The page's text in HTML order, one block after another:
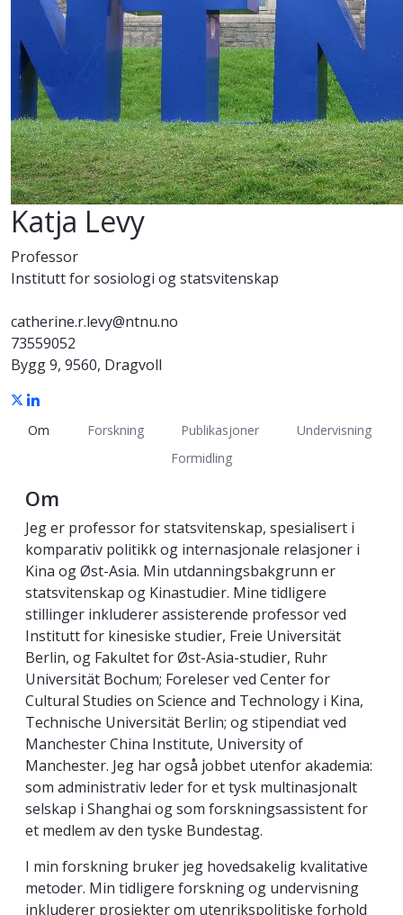
Katja Levy
Professor
Institutt for sosiologi og statsvitenskap
catherine.r.levy@ntnu.no
73559052
Bygg 9, 9560, Dragvoll
Om Forskning Publikasjoner
Undervisning
Formidling
Om
Jeg er professor for statsvitenskap, spesialisert i
komparativ politikk og internasjonale relasjoner i
Kina og Øst-Asia. Min utdanningsbakgrunn er
statsvitenskap og Kinastudier. Mine tidligere
stillinger inkluderer assisterende professor ved
Institutt for kinesiske studier, Freie Universität
Berlin, og Fakultet for Øst-Asia-studier, Ruhr
Universität Bochum; Foreleser ved Center for
Cultural Studies on Science and Technology i Kina,
Technische Universität Berlin; og stipendiat ved
Manchester China Institute, University of
Manchester. Jeg har også jobbet utenfor akademia:
som administrativ leder for et tysk multinasjonalt
selskap i Shanghai og som forskningsassistent for
et medlem av den tyske Bundestag.
I min forskning bruker jeg hovedsakelig kvalitative
metoder. Min tidligere forskning og undervisning
inkluderer prosjekter om utenrikspolitiske forhold